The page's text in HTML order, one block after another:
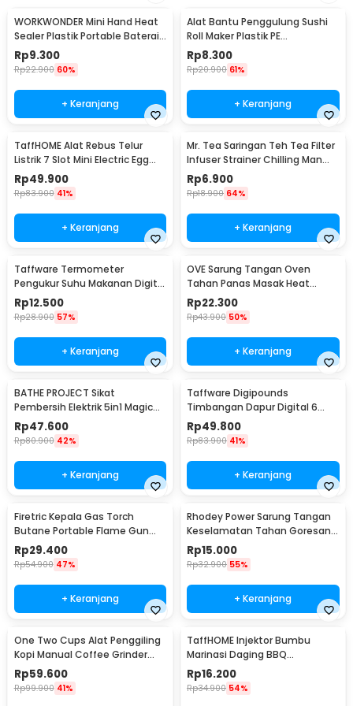
WORKWONDER Mini Hand Heat
Sealer Plastik Portable Baterai
AA - LX2000A
Rp9.300
Rp22.900 60%
+ Keranjang
Alat Bantu Penggulung Sushi
Roll Maker Plastik PE
22x20.5x0.1cm - E1119
Rp8.300
Rp20.900 61%
+ Keranjang
TaffHOME Alat Rebus Telur
Listrik 7 Slot Mini Electric Egg
Cooker 350W - YS-203
Rp49.900
Rp83.900 41%
+ Keranjang
Mr. Tea Saringan Teh Tea Filter
Infuser Strainer Chilling Man
Silicon - MR03
Rp6.900
Rp18.900 64%
+ Keranjang
Taffware Termometer
Pengukur Suhu Makanan Digital
Daging Kopi Susu - TP101
Rp12.500
Rp28.900 57%
+ Keranjang
OVE Sarung Tangan Oven
Tahan Panas Masak Heat
Resistant Gloves - 540F
Rp22.300
Rp43.900 50%
+ Keranjang
BATHE PROJECT Sikat
Pembersih Elektrik 5in1 Magic
Brush Rechargeable - WQ8110
Rp47.600
Rp80.900 42%
+ Keranjang
Taffware Digipounds
Timbangan Dapur Digital 6
Satuan 1kg 0.1g - i2000
Rp49.800
Rp83.900 41%
+ Keranjang
Firetric Kepala Gas Torch
Butane Portable Flame Gun
Adjustable - 807
Rp29.400
Rp54.900 47%
+ Keranjang
Rhodey Power Sarung Tangan
Keselamatan Tahan Goresan
Pisau - EN388
Rp15.000
Rp32.900 55%
+ Keranjang
One Two Cups Alat Penggiling
Kopi Manual Coffee Grinder
Portable - WFCG9800
Rp59.600
Rp99.900 41%
TaffHOME Injektor Bumbu
Marinasi Daging BBQ
Seasoning Injector - HC117
Rp16.200
Rp34.900 54%